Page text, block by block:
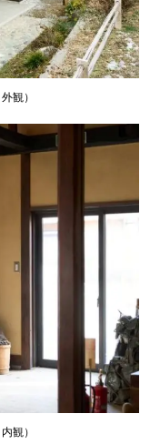
観）
観）